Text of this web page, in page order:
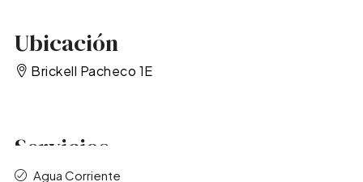
Ubicación
Brickell Pacheco 1E
Servicios
Agua Corriente